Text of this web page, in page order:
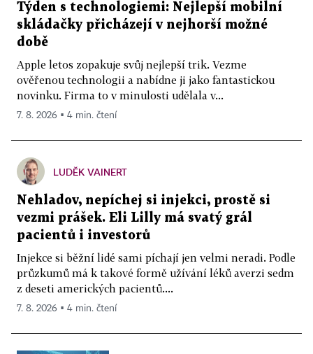
Týden s technologiemi: Nejlepší mobilní
skládačky přicházejí v nejhorší možné
době
Apple letos zopakuje svůj nejlepší trik. Vezme
ověřenou technologii a nabídne ji jako fantastickou
novinku. Firma to v minulosti udělala v...
7. 8. 2026 ▪ 4 min. čtení
LUDĚK VAINERT
Nehladov, nepíchej si injekci, prostě si
vezmi prášek. Eli Lilly má svatý grál
pacientů i investorů
Injekce si běžní lidé sami píchají jen velmi neradi. Podle
průzkumů má k takové formě užívání léků averzi sedm
z deseti amerických pacientů....
7. 8. 2026 ▪ 4 min. čtení